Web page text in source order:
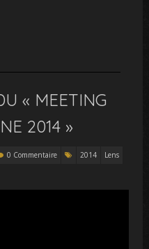
« MEETING
2014 »
0 Commentaire 2014
Lens